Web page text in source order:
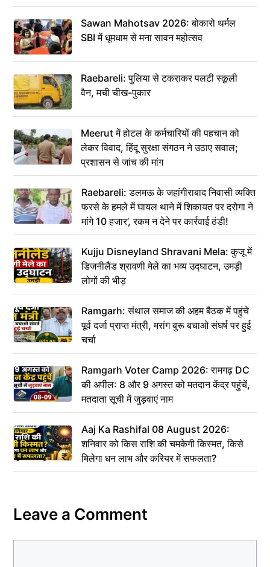
Sawan Mahotsav 2026: बोकारो थर्मल
SBI में धूमधाम से मना सावन महोत्सव
Raebareli: पुलिया से टकराकर पलटी स्कूली
वैन, मची चीख-पुकार
Meerut में होटल के कर्मचारियों की पहचान को
लेकर विवाद, हिंदू सुरक्षा संगठन ने उठाए सवाल;
प्रशासन से जांच की मांग
Raebareli: डलमऊ के जहांगीराबाद निवासी व्यक्ति
फरसे के हमले में घायल थाने में शिकायत पर दरोगा ने
मांगे 10 हजार’, रकम न देने पर कार्रवाई ठंडी!
Kujju Disneyland Shravani Mela: कुजू में
डिजनीलैंड श्रावणी मेले का भव्य उद्घाटन, उमड़ी
लोगों की भीड़
Ramgarh: संथाल समाज की अहम बैठक में पहुंचे
पूर्व दर्जा प्राप्त मंत्री, मरांग बुरू बचाओ संघर्ष पर हुई
चर्चा
Ramgarh Voter Camp 2026: रामगढ़ DC
की अपील: 8 और 9 अगस्त को मतदान केंद्र पहुंचें,
मतदाता सूची में जुड़वाएं नाम
Aaj Ka Rashifal 08 August 2026:
शनिवार को किस राशि की चमकेगी किस्मत, किसे
मिलेगा धन लाभ और करियर में सफलता?
Leave a Comment